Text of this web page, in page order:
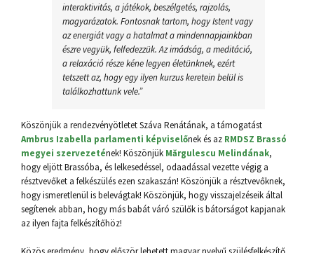
interaktivitás, a játékok, beszélgetés, rajzolás,
magyarázatok. Fontosnak tartom, hogy Istent vagy
az energiát vagy a hatalmat a mindennapjainkban
észre vegyük, felfedezzük. Az imádság, a meditáció,
a relaxáció része kéne legyen életünknek, ezért
tetszett az, hogy egy ilyen kurzus keretein belül is
találkozhattunk vele.”
Köszönjük a rendezvényötletet Száva Renátának, a támogatást
Ambrus Izabella parlamenti képviselőnek és az RMDSZ Brassó
megyei szervezetének! Köszönjük Mărgulescu Melindának,
hogy eljött Brassóba, és lelkesedéssel, odaadással vezette végig a
résztvevőket a felkészülés ezen szakaszán! Köszönjük a résztvevőknek,
hogy ismeretlenül is belevágtak! Köszönjük, hogy visszajelzéseik által
segítenek abban, hogy más babát váró szülők is bátorságot kapjanak
az ilyen fajta felkészítőhöz!